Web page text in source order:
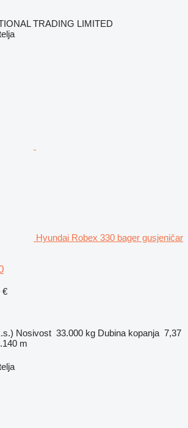
TRADING LIMITED
Hyundai Robex 330 bager gusjeničar
€
Nosivost 33.000 kg Dubina kopanja 7,37
m